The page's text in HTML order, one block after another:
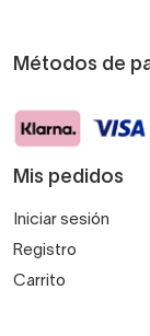
Métodos de
Mis pedidos
Iniciar sesión
Registro
Carrito